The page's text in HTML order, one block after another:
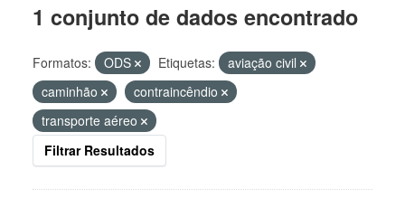
1 conjunto de dados encontrado
Formatos: ODS Etiquetas:
aviação civil
caminhão
contraincêndio
transporte aéreo
Filtrar Resultados